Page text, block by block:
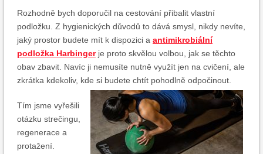
Rozhodně bych doporučil na cestování přibalit vlastní
podložku. Z hygienických důvodů to dává smysl, nikdy nevíte,
jaký prostor budete mít k dispozici a antimikrobiální
podložka Harbingerje proto skvělou volbou, jak se těchto
obav zbavit. Navíc ji nemusíte nutně využít jen na cvičení, ale
zkrátka kdekoliv, kde si budete chtít pohodlně odpočinout.
Tím jsme vyřešili
otázku strečingu,
regenerace a
protažení.